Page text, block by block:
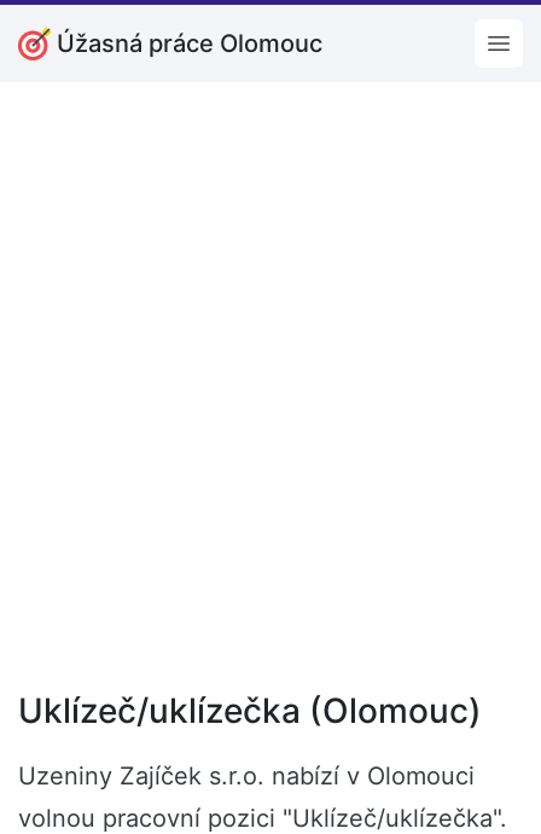
Úžasná práce Olomouc
Uklízeč/uklízečka (Olomouc)
Uzeniny Zajíček s.r.o. nabízí v Olomouci
volnou pracovní pozici "Uklízeč/uklízečka".